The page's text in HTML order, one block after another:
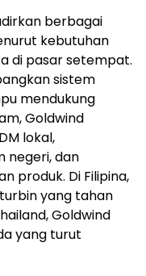
berbagai
kebutuhan
di pasar setempat.
sistem
mendukung
Goldwind
lokal,
negeri, dan
produk. Di Filipina,
yang tahan
Goldwind
yang turut